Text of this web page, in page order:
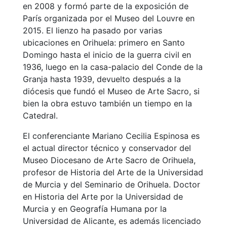
en 2008 y formó parte de la exposición de
París organizada por el Museo del Louvre en
2015. El lienzo ha pasado por varias
ubicaciones en Orihuela: primero en Santo
Domingo hasta el inicio de la guerra civil en
1936, luego en la casa-palacio del Conde de la
Granja hasta 1939, devuelto después a la
diócesis que fundó el Museo de Arte Sacro, si
bien la obra estuvo también un tiempo en la
Catedral.
El conferenciante Mariano Cecilia Espinosa es
el actual director técnico y conservador del
Museo Diocesano de Arte Sacro de Orihuela,
profesor de Historia del Arte de la Universidad
de Murcia y del Seminario de Orihuela. Doctor
en Historia del Arte por la Universidad de
Murcia y en Geografía Humana por la
Universidad de Alicante, es además licenciado